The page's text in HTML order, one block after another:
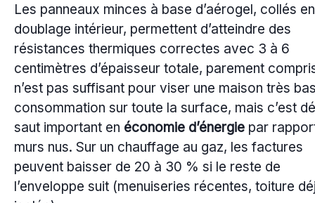
Les panneaux minces à base d’aérogel, collés en
doublage intérieur, permettent d’atteindre des
résistances thermiques correctes avec 3 à 6
centimètres d’épaisseur totale, parement
n’est pas suffisant pour viser une maison très
consommation sur toute la surface, mais c’est
saut important en économie d’énergie par
murs nus. Sur un chauffage au gaz, les factures
peuvent baisser de 20 à 30 % si le reste de
l’enveloppe suit (menuiseries récentes, toiture